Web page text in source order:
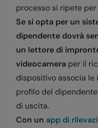
processo si ripete
Se si opta per un
dipendente dovrà
un lettore di
videocamera per il
dispositivo associa
profilo del
di uscita.
Con un app di